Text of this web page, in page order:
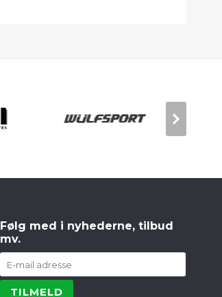
Følg med i nyhederne, tilbud
mv.